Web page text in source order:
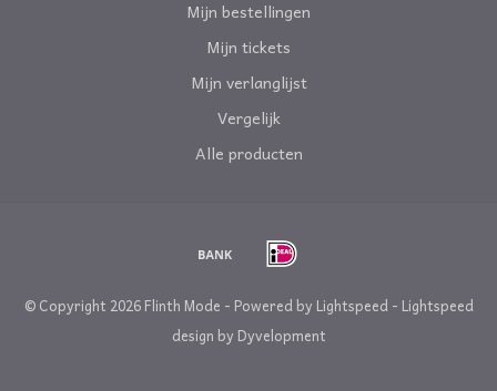
Mijn bestellingen
Mijn tickets
Mijn verlanglijst
Vergelijk
Alle producten
© Copyright 2026 Flinth Mode - Powered by Lightspeed- Lightspeed
design by Dyvelopment